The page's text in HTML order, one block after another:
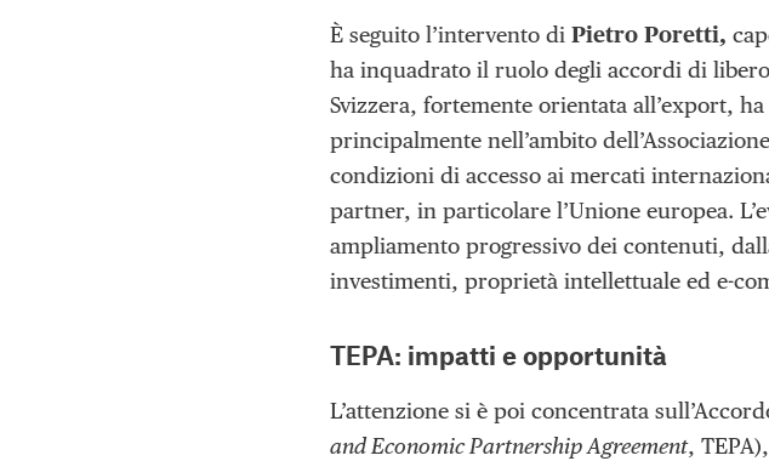
È seguito l’intervento di Pietro Poretti,
ha inquadrato il ruolo degli accordi di
Svizzera, fortemente orientata all’export,
principalmente nell’ambito
condizioni di accesso ai mercati
partner, in particolare l’Unione europea.
ampliamento progressivo dei contenuti,
investimenti, proprietà intellettuale ed e-
TEPA: impatti e opportunità
L’attenzione si è poi concentrata
and Economic Partnership Agreement,